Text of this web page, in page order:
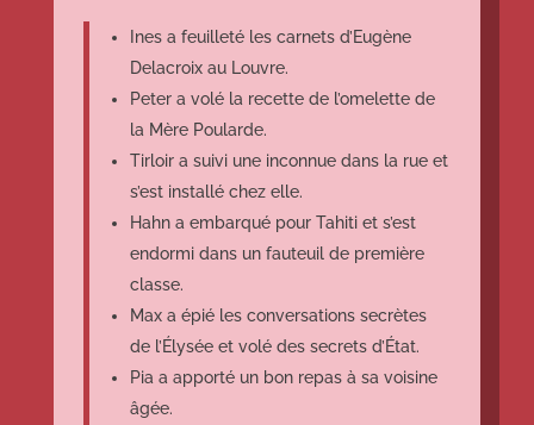
Ines a feuilleté les carnets d’Eugène
Delacroix au Louvre.
Peter a volé la recette de l’omelette de
la Mère Poularde.
Tirloir a suivi une inconnue dans la rue et
s’est installé chez elle.
Hahn a embarqué pour Tahiti et s’est
endormi dans un fauteuil de première
classe.
Max a épié les conversations secrètes
de l’Élysée et volé des secrets d’État.
Pia a apporté un bon repas à sa voisine
âgée.